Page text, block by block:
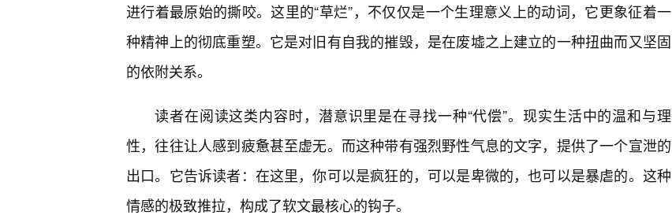
进行着最原始的撕咬。这里的“草烂”，不仅仅是一个生理意义上的动词，它更象征着一
种精神上的彻底重塑。它是对旧有自我的摧毁，是在废墟之上建立的一种扭曲而又坚固
的依附关系。
读者在阅读这类内容时，潜意识里是在寻找一种“代偿”。现实生活中的温和与理
性，往往让人感到疲惫甚至虚无。而这种带有强烈野性气息的文字，提供了一个宣泄的
出口。它告诉读者：在这里，你可以是疯狂的，可以是卑微的，也可以是暴虐的。这种
情感的极致推拉，构成了软文最核心的钩子。